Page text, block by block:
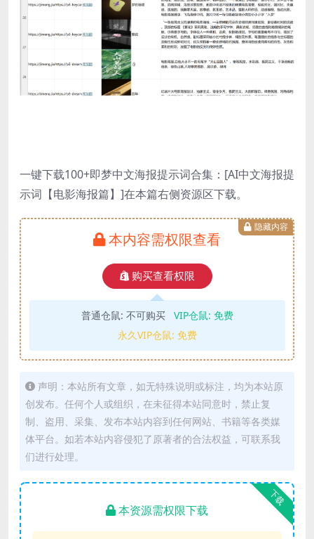
一键下载100+即梦中文海报提示词合集：[AI中文海报提
示词【电影海报篇】]在本篇右侧资源区下载。
隐藏内容
本内容需权限查看
购买查看权限
普通仓鼠: 不可购买 VIP仓鼠: 免费
永久VIP仓鼠: 免费
声明：本站所有文章，如无特殊说明或标注，均为本站原
创发布。任何个人或组织，在未征得本站同意时，禁止复
制、盗用、采集、发布本站内容到任何网站、书籍等各类媒
体平台。如若本站内容侵犯了原著者的合法权益，可联系我
们进行处理。
下载
本资源需权限下载